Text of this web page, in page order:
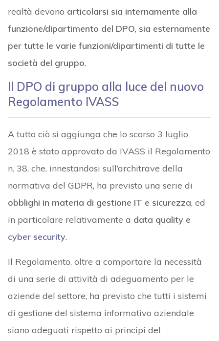
realtà devono articolarsi sia internamente alla
funzione/dipartimento del DPO, sia esternamente
per tutte le varie funzioni/dipartimenti di tutte le
società del gruppo.
Il DPO di gruppo alla luce del nuovo
Regolamento IVASS
A tutto ciò si aggiunga che lo scorso 3 luglio
2018 è stato approvato da IVASS il Regolamento
n. 38, che, innestandosi sull’architrave della
normativa del GDPR, ha previsto una serie di
obblighi in materia di gestione IT e sicurezza, ed
in particolare relativamente a data quality e
cyber security.
Il Regolamento, oltre a comportare la necessità
di una serie di attività di adeguamento per le
aziende del settore, ha previsto che tutti i sistemi
di gestione del sistema informativo aziendale
siano adeguati rispetto ai principi del